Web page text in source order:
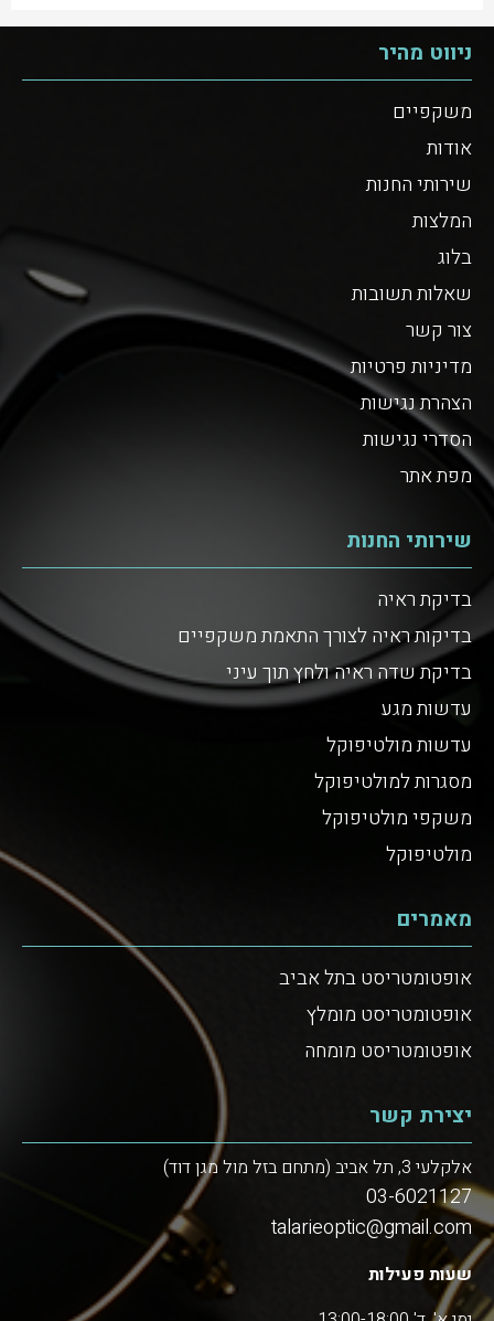
ניווט מהיר
משקפיים
אודות
שירותי החנות
המלצות
בלוג
שאלות תשובות
צור קשר
מדיניות פרטיות
הצהרת נגישות
הסדרי נגישות
מפת אתר
שירותי החנות
בדיקת ראיה
בדיקות ראיה לצורך התאמת משקפיים
בדיקת שדה ראיה ולחץ תוך עיני
עדשות מגע
עדשות מולטיפוקל
מסגרות למולטיפוקל
משקפי מולטיפוקל
מולטיפוקל
מאמרים
אופטומטריסט בתל אביב
אופטומטריסט מומלץ
אופטומטריסט מומחה
יצירת קשר
אלקלעי 3, תל אביב (מתחם בזל מול מגן דוד)
03-6021127
talarieoptic@gmail.com
שעות פעילות